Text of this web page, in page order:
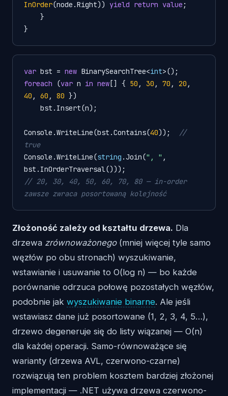
InOrder(node.Right)) yield return value ;
}
var bst = new BinarySearchTree<int
foreach (var n in new [] { 50 , 30 , 70 , 20
40 , 60 , 80 })
Console.WriteLine(bst.Contains(40));
//
true
Console.WriteLine(string .Join(", " ,
// 20, 30, 40, 50, 60, 70, 80 — in-order
zawsze zwraca posortowaną kolejność
Złożoność zależy od kształtu drzewa. Dla
drzewa zrównoważonego(mniej więcej tyle samo
węzłów po obu stronach) wyszukiwanie,
wstawianie i usuwanie to O(log n) — bo każde
porównanie odrzuca połowę pozostałych węzłów,
podobnie jak wyszukiwanie binarne. Ale jeśli
wstawiasz dane już posortowane (1, 2, 3, 4, 5…),
drzewo degeneruje się do listy wiązanej — O(n)
dla każdej operacji. Samo-równoważące się
warianty (drzewa AVL, czerwono-czarne)
rozwiązują ten problem kosztem bardziej złożonej
implementacji — .NET używa drzewa czerwono-